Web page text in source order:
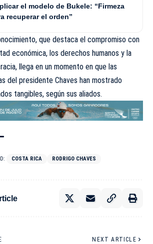
el modelo de Bukele: “Firmeza
recuperar el orden”
que destaca el compromiso con
económica, los derechos humanos y la
llega en un momento en que las
del presidente Chaves han mostrado
tangibles, según sus aliados.
COSTA RICA RODRIGO CHAVES
NEXT ARTICLE